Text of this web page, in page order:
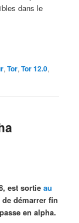
dans le
,Tor,Tor 12.0,
est sortieau
démarrer fin
en alpha.